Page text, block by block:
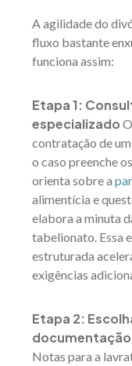
A agilidade do
fluxo bastante
funciona assim:
Etapa 1:
especializado
contratação de um
o caso preenche
orienta sobre a
alimentícia e
elabora a minuta
tabelionato. Essa
estruturada
exigências
Etapa 2:
documentação
Notas para a